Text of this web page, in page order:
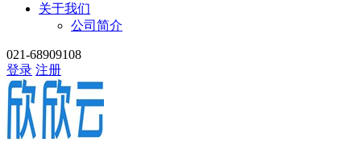
关于我们
公司简介
021-68909108
登录 注册